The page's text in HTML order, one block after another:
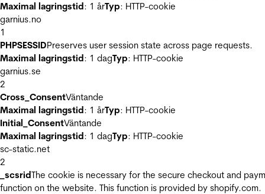
Maximal lagringstid: 1 årTyp: HTTP-cookie
garnius.no
1
PHPSESSIDPreserves user session state across page requests.
Maximal lagringstid: 1 dagTyp: HTTP-cookie
garnius.se
2
Cross_ConsentVäntande
Maximal lagringstid: 1 årTyp: HTTP-cookie
Initial_ConsentVäntande
Maximal lagringstid: 1 dagTyp: HTTP-cookie
sc-static.net
2
_scsridThe cookie is necessary for the secure checkout and
function on the website. This function is provided by shopify.com.